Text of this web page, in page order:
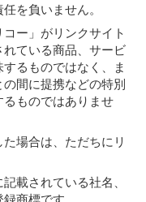
を負いません。
ー」がリンクサイト
ている商品、サービ
るものではなく、ま
間に提携などの特別
ものではありませ
場合は、ただちにリ
載されている社名、
商標です。